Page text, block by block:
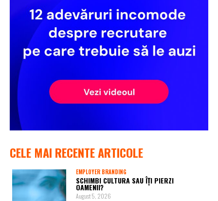
CELE MAI RECENTE ARTICOLE
EMPLOYER BRANDING
SCHIMBI CULTURA SAU ÎȚI PIERZI
OAMENII?
August 5, 2026